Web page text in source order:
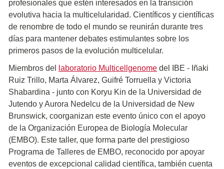
profesionales que estén interesados en la transición
evolutiva hacia la multicelularidad. Científicos y científicas
de renombre de todo el mundo se reunirán durante tres
días para mantener debates estimulantes sobre los
primeros pasos de la evolución multicelular.
Miembros del laboratorio Multicellgenome del IBE - Iñaki
Ruiz Trillo, Marta Álvarez, Guifré Torruella y Victoria
Shabardina - junto con Koryu Kin de la Universidad de
Jutendo y Aurora Nedelcu de la Universidad de New
Brunswick, coorganizan este evento único con el apoyo
de la Organización Europea de Biología Molecular
(EMBO). Este taller, que forma parte del prestigioso
Programa de Talleres de EMBO, reconocido por apoyar
eventos de excepcional calidad científica, también cuenta